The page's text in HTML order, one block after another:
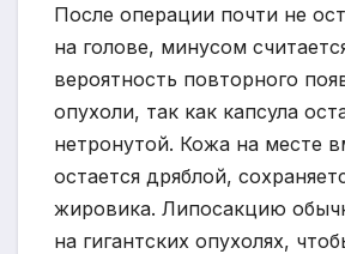
После операции почти не
на голове, минусом
вероятность повторного
опухоли, так как капсула
нетронутой. Кожа на месте
остается дряблой,
жировика. Липосакцию
на гигантских опухолях,